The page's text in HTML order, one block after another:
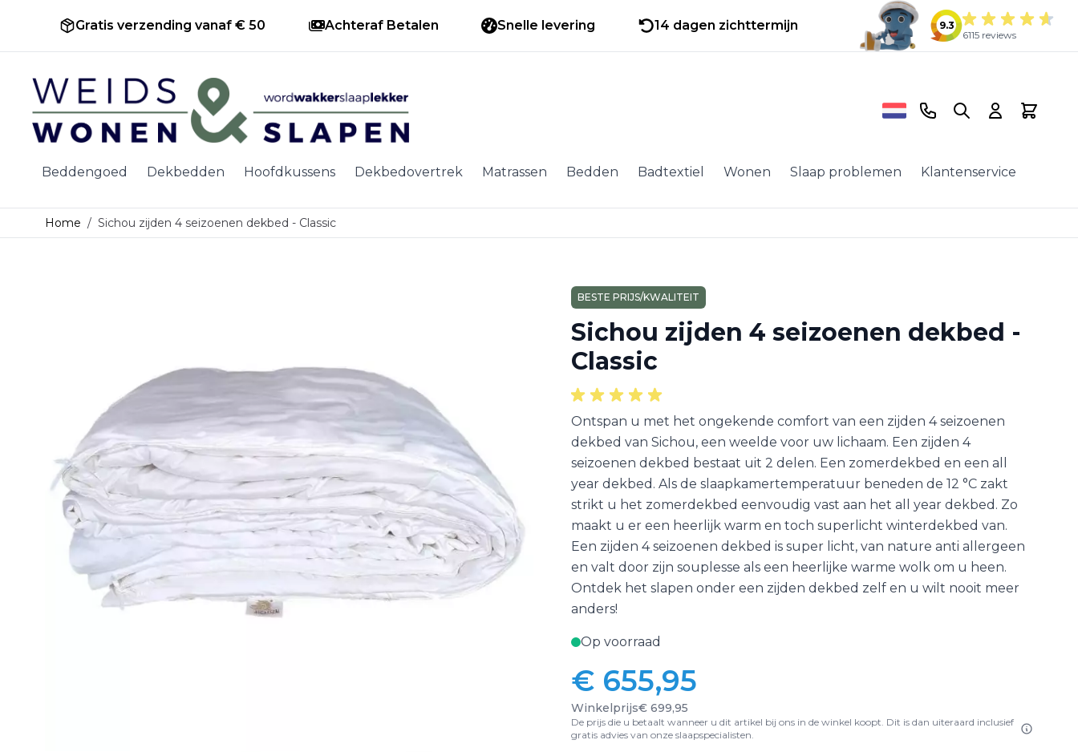
Gratis verzending vanaf € 50 Achteraf Betalen Snelle levering 14 dagen zichttermijn
9.3
6115 reviews
Ga naar de inhoud
Beddengoed Dekbedden Hoofdkussens Dekbedovertrek Matrassen Bedden Badtextiel Wonen Slaap problemen Klantenservice
Telefoonnummer
Search Cart
Home / Sichou zijden 4 seizoenen dekbed - Classic
BESTE PRIJS/KWALITEIT
Sichou zijden 4 seizoenen dekbed -
Classic
Ontspan u met het ongekende comfort van een zijden 4 seizoenen
dekbed van Sichou, een weelde voor uw lichaam. Een zijden 4
seizoenen dekbed bestaat uit 2 delen. Een zomerdekbed en een all
year dekbed. Als de slaapkamertemperatuur beneden de 12 °C zakt
strikt u het zomerdekbed eenvoudig vast aan het all year dekbed. Zo
maakt u er een heerlijk warm en toch superlicht winterdekbed van.
Een zijden 4 seizoenen dekbed is super licht, van nature anti allergeen
en valt door zijn souplesse als een heerlijke warme wolk om u heen.
Ontdek het slapen onder een zijden dekbed zelf en u wilt nooit meer
anders!
Op voorraad
Vanaf:
€ 655,95
Winkelprijs€ 699,95
De prijs die u betaalt wanneer u dit artikel bij ons in de winkel koopt. Dit is dan uiteraard inclusief
gratis advies van onze slaapspecialisten.